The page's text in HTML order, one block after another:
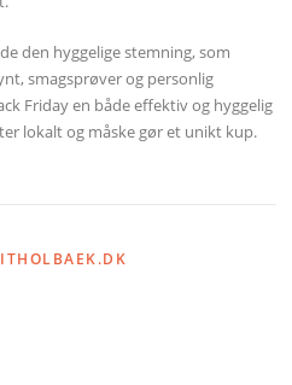
den hyggelige stemning, som
smagsprøver og personlig
Friday en både effektiv og hyggelig
lokalt og måske gør et unikt kup.